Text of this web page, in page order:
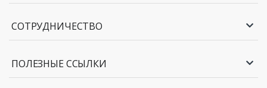
СОТРУДНИЧЕСТВО
ПОЛЕЗНЫЕ ССЫЛКИ